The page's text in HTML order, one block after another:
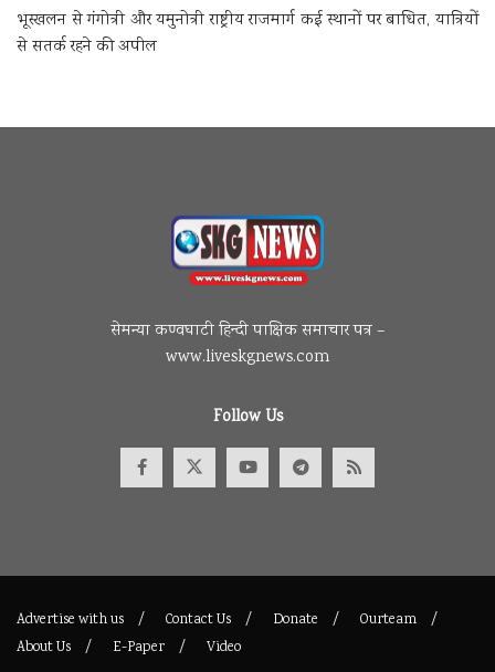
भूस्खलन से गंगोत्री और यमुनोत्री राष्ट्रीय राजमार्ग कई स्थानों पर बाधित, यात्रियों
से सतर्क रहने की अपील
सेमन्या कण्वघाटी हिन्दी पाक्षिक समाचार पत्र –
www.liveskgnews.com
Follow Us
Advertise with us Contact Us Donate
Ourteam
About Us
E-Paper Video